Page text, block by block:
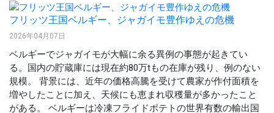
フリッツ王国ベルギー、ジャガイモ豊作ゆえの危機
2026年04月07日
ベルギーでジャガイモが大幅に余る異例の事態が起きてい
る。国内の貯蔵庫には現在約80万tもの在庫が残り、例のない
規模。 背景には、近年の価格高騰を受けて農家が作付面積を
増やしたことに加え、天候にも恵まれ収穫量が多かったこと
がある。 ベルギーは冷凍フライドポテトの世界有数の輸出国